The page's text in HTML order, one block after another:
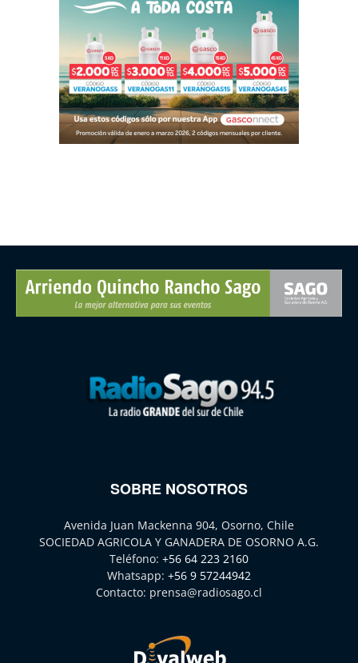
SOBRE NOSOTROS
Avenida Juan Mackenna 904, Osorno, Chile
SOCIEDAD AGRICOLA Y GANADERA DE OSORNO A.G.
Teléfono: +56 64 223 2160
Whatsapp: +56 9 57244942
Contacto: prensa@radiosago.cl